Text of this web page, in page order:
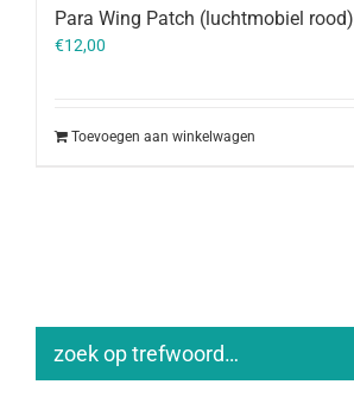
Para Wing Patch (luchtmobiel rood)
€12,00
Toevoegen aan winkelwagen
zoek op trefwoord…